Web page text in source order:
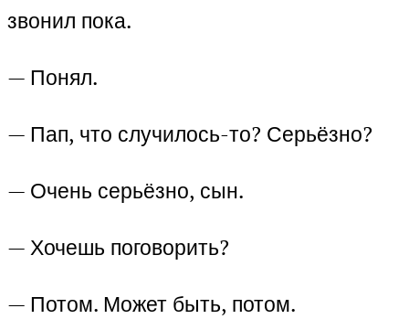
звонил пока.
— Понял.
— Пап, что случилось-то? Серьёзно?
— Очень серьёзно, сын.
— Хочешь поговорить?
— Потом. Может быть, потом.